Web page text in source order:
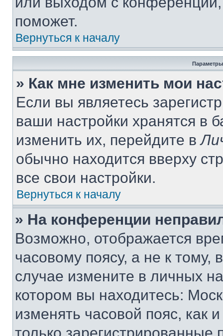
поможет.
Вернуться к началу
Параметры
» Как мне изменить мои
Если вы являетесь
ваши настройки хранятся в
изменить их, перейдите в
обычно находится вверху
все свои настройки.
Вернуться к началу
» На конференции
Возможно, отображается
часовому поясу, а не к тому,
случае измените в личных
котором вы находитесь:
изменять часовой пояс, как